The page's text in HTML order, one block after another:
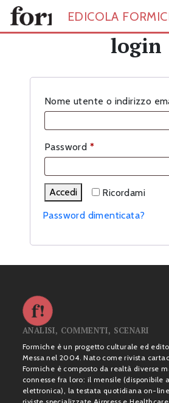
Skip to main content
EDICOLA
login
Nome utente o indirizzo
Password *Richiesto
Ricordami
Accedi
Password dimenticata?
ANALISI, COMMENTI, SCENARI
Formiche è un progetto culturale ed
Messa nel 2004. Nato come rivista
Formiche è composto da realtà diverse
connesse fra loro: il mensile (disponibile
elettronica), la testata quotidiana on-